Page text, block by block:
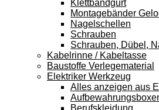
Klettbandgurt
Montagebänder
Nagelschellen
Schrauben
Schrauben, Dübel,
Kabelrinne / Kabeltasse
Baustoffe Verlegematerial
Elektriker Werkzeug
Alles anzeigen aus
Berufskleidung